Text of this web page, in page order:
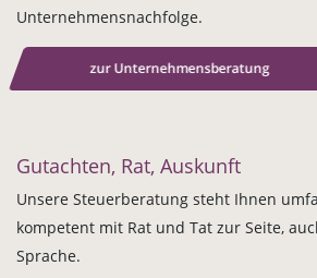
Unternehmensnachfolge.
zur Unternehmensberatung
Gutachten, Rat, Auskunft
Unsere Steuerberatung steht Ihnen
kompetent mit Rat und Tat zur Seite,
Sprache.